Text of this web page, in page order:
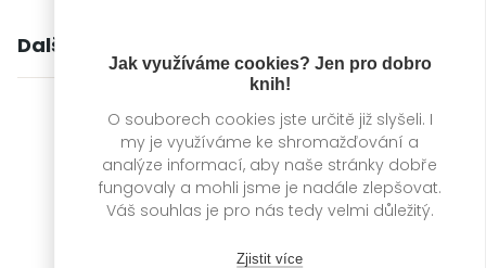
Jak využíváme cookies? Jen pro dobro
knih!
O souborech cookies jste určitě již slyšeli. I
my je využíváme ke shromažďování a
analýze informací, aby naše stránky dobře
fungovaly a mohli jsme je nadále zlepšovat.
Váš souhlas je pro nás tedy velmi důležitý.
Zjistit více
Další knihy autora